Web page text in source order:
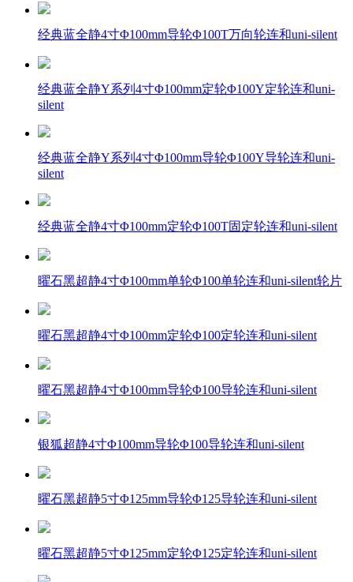
经典蓝全静4寸Φ100mm导轮Φ100T万向轮连和uni-silent
经典蓝全静Y系列4寸Φ100mm定轮Φ100Y定轮连和uni-
silent
经典蓝全静Y系列4寸Φ100mm导轮Φ100Y导轮连和uni-
silent
经典蓝全静4寸Φ100mm定轮Φ100T固定轮连和uni-silent
曜石黑超静4寸Φ100mm单轮Φ100单轮连和uni-silent轮片
曜石黑超静4寸Φ100mm定轮Φ100定轮连和uni-silent
曜石黑超静4寸Φ100mm导轮Φ100导轮连和uni-silent
银狐超静4寸Φ100mm导轮Φ100导轮连和uni-silent
曜石黑超静5寸Φ125mm导轮Φ125导轮连和uni-silent
曜石黑超静5寸Φ125mm定轮Φ125定轮连和uni-silent